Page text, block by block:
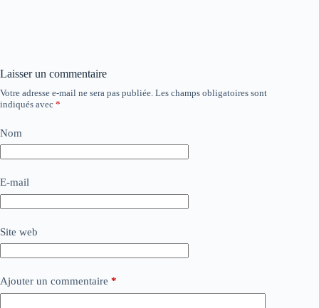
Laisser un commentaire
Votre adresse e-mail ne sera pas publiée. Les champs obligatoires sont
indiqués avec *
Nom
E-mail
Site web
Ajouter un commentaire *